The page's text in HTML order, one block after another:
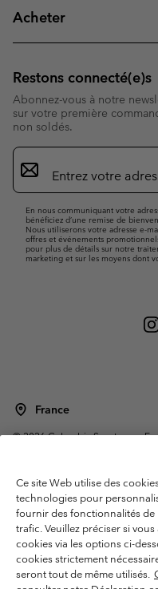
Acheter
Restons connecté(e)s
Abonnez-vous à notre
sur votre première
non soldés.
Inscription
par
e-
En nous communiquant votre
bénéficiez d’une remise de
Nous utiliserons votre adresse e-
offres et événements
pour plus de détails sur notre
marketing et sur les moyens dont
France
©2026Columbia Sportswear
Garanties Légales
Politique de
Conditions d'utilisation - Membres
Conditions D'utilisation -
Cookies
Public CBCR
Ce site Web utilise des
technologies pour
fournir des fonctionnalités de
trafic. Veuillez préciser si
cookies via les options ci-
cookies strictement
seront tout de même utilisés.
Veuillez
Achats